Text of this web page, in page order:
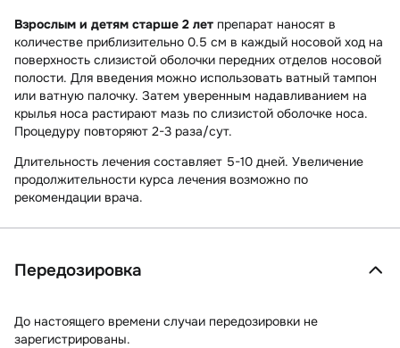
Взрослым и детям старше 2 лет препарат наносят в
количестве приблизительно 0.5 см в каждый носовой ход на
поверхность слизистой оболочки передних отделов носовой
полости. Для введения можно использовать ватный тампон
или ватную палочку. Затем уверенным надавливанием на
крылья носа растирают мазь по слизистой оболочке носа.
Процедуру повторяют 2-3 раза/сут.
Длительность лечения составляет 5-10 дней. Увеличение
продолжительности курса лечения возможно по
рекомендации врача.
Передозировка
До настоящего времени случаи передозировки не
зарегистрированы.